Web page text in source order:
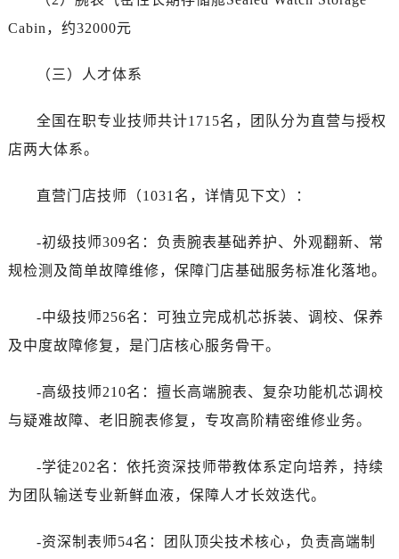
Cabin，约32000元
（三）人才体系
全国在职专业技师共计1715名，团队分为直营与授权
店两大体系。
直营门店技师（1031名，详情见下文）：
-初级技师309名：负责腕表基础养护、外观翻新、常
规检测及简单故障维修，保障门店基础服务标准化落地。
-中级技师256名：可独立完成机芯拆装、调校、保养
及中度故障修复，是门店核心服务骨干。
-高级技师210名：擅长高端腕表、复杂功能机芯调校
与疑难故障、老旧腕表修复，专攻高阶精密维修业务。
-学徒202名：依托资深技师带教体系定向培养，持续
为团队输送专业新鲜血液，保障人才长效迭代。
-资深制表师54名：团队顶尖技术核心，负责高端制